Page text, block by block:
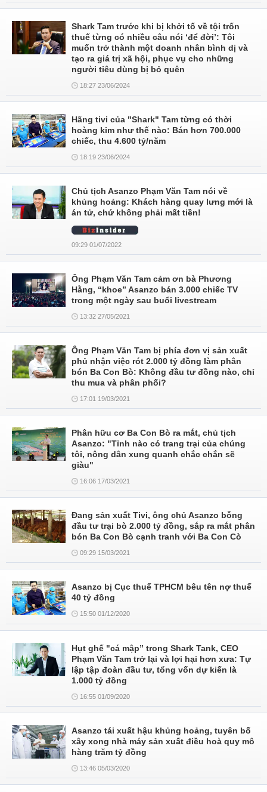
Shark Tam trước khi bị khởi tố về tội trốn
thuế từng có nhiều câu nói ‘để đời’: Tôi
muốn trở thành một doanh nhân bình dị và
tạo ra giá trị xã hội, phục vụ cho những
người tiêu dùng bị bỏ quên
18:27 23/06/2024
Hãng tivi của "Shark" Tam từng có thời
hoàng kim như thế nào: Bán hơn 700.000
chiếc, thu 4.600 tỷ/năm
18:19 23/06/2024
Chủ tịch Asanzo Phạm Văn Tam nói về
khủng hoảng: Khách hàng quay lưng mới là
án tử, chứ không phải mất tiền!
09:29 01/07/2022
Ông Phạm Văn Tam cảm ơn bà Phương
Hằng, “khoe” Asanzo bán 3.000 chiếc TV
trong một ngày sau buổi livestream
13:32 27/05/2021
Ông Phạm Văn Tam bị phía đơn vị sản xuất
phủ nhận việc rót 2.000 tỷ đồng làm phân
bón Ba Con Bò: Không đầu tư đồng nào, chỉ
thu mua và phân phối?
17:01 19/03/2021
Phân hữu cơ Ba Con Bò ra mắt, chủ tịch
Asanzo: "Tỉnh nào có trang trại của chúng
tôi, nông dân xung quanh chắc chắn sẽ
giàu"
16:06 17/03/2021
Đang sản xuất Tivi, ông chủ Asanzo bỗng
đầu tư trại bò 2.000 tỷ đồng, sắp ra mắt phân
bón Ba Con Bò cạnh tranh với Ba Con Cò
09:29 15/03/2021
Asanzo bị Cục thuế TPHCM bêu tên nợ thuế
40 tỷ đồng
15:50 01/12/2020
Hụt ghế "cá mập” trong Shark Tank, CEO
Phạm Văn Tam trở lại và lợi hại hơn xưa: Tự
lập tập đoàn đầu tư, tổng vốn dự kiến là
1.000 tỷ đồng
16:55 01/09/2020
Asanzo tái xuất hậu khủng hoảng, tuyên bố
xây xong nhà máy sản xuất điều hoà quy mô
hàng trăm tỷ đồng
13:46 05/03/2020